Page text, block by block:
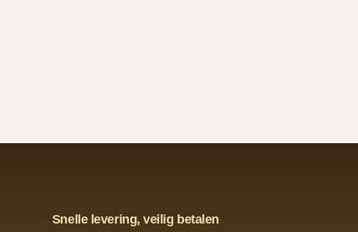
Snelle levering, veilig betalen